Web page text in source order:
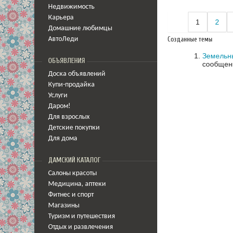
Недвижимость
Карьера
Домашние любимцы
АвтоЛеди
ОБЪЯВЛЕНИЯ
Доска объявлений
Купи-продайка
Услуги
Даром!
Для взрослых
Детские покупки
Для дома
ДАМСКИЙ КАТАЛОГ
Салоны красоты
Медицина, аптеки
Фитнес и спорт
Магазины
Туризм и путешествия
Отдых и развлечения
1 2
Созданные темы